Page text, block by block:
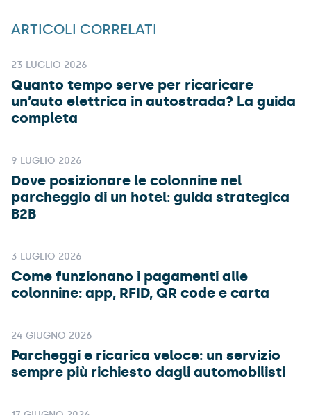
ARTICOLI CORRELATI
23 LUGLIO 2026
Quanto tempo serve per ricaricare
un’auto elettrica in autostrada? La guida
completa
9 LUGLIO 2026
Dove posizionare le colonnine nel
parcheggio di un hotel: guida strategica
B2B
3 LUGLIO 2026
Come funzionano i pagamenti alle
colonnine: app, RFID, QR code e carta
24 GIUGNO 2026
Parcheggi e ricarica veloce: un servizio
sempre più richiesto dagli automobilisti